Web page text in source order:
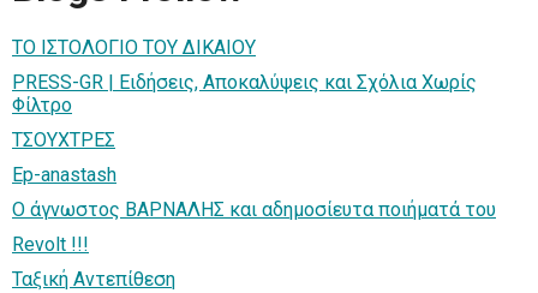
ΤΟ ΙΣΤΟΛΟΓΙΟ ΤΟΥ ΔΙΚΑΙΟΥ
PRESS-GR | Ειδήσεις, Αποκαλύψεις και Σχόλια Χωρίς
Φίλτρο
ΤΣΟΥΧΤΡΕΣ
Ep-anastash
Ο άγνωστος ΒΑΡΝΑΛΗΣ και αδημοσίευτα ποιήματά του
Revolt !!!
Ταξική Αντεπίθεση